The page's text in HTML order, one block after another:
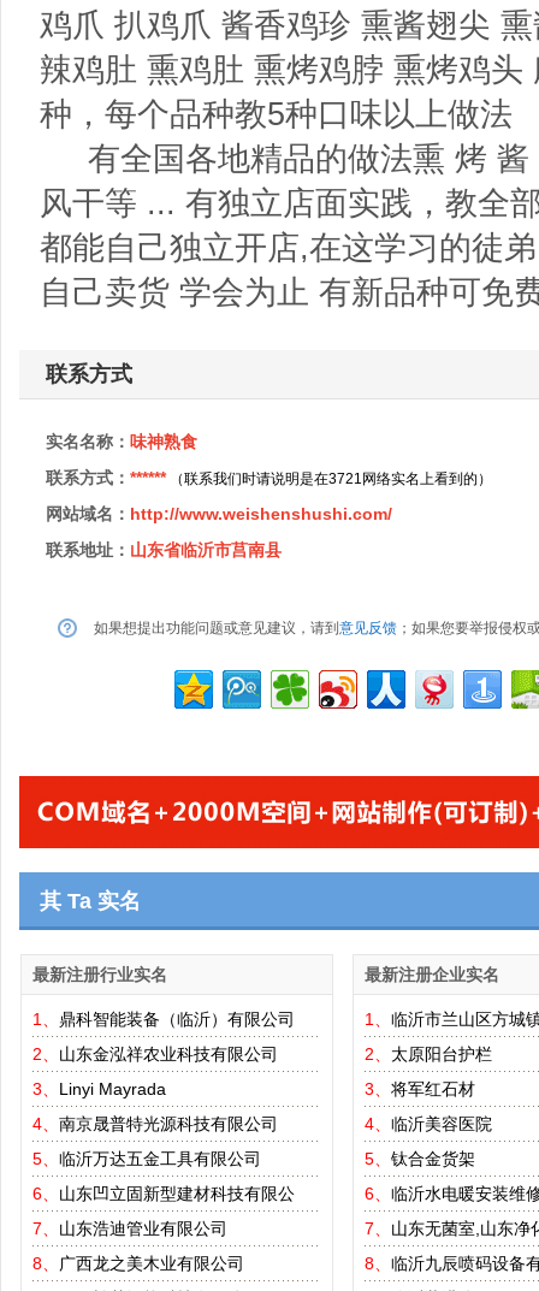
鸡爪 扒鸡爪 酱香鸡珍 熏酱翅尖
辣鸡肚 熏鸡肚 熏烤鸡脖 熏烤鸡
种，每个品种教5种口味以上做法
有全国各地精品的做法熏 烤 酱
风干等 ... 有独立店面实践，教全
都能自己独立开店,在这学习的徒
自己卖货 学会为止 有新品种可免
联系方式
实名名称： 味神熟食
联系方式： ******（联系我们时请说明是在3721网络实名上看到的）
网站域名： http://www.weishenshushi.com/
联系地址： 山东省临沂市莒南县
如果想提出功能问题或意见建议，请到 意见反馈 ；如果您要举报侵权
其 Ta 实名
最新注册行业实名
1、 鼎科智能装备（临沂）有限公司
2、 山东金泓祥农业科技有限公司
3、 Linyi Mayrada
4、 南京晟普特光源科技有限公司
5、 临沂万达五金工具有限公司
6、 山东凹立固新型建材科技有限公
7、 山东浩迪管业有限公司
8、
广西龙之美木业有限公司
最新注册企业实名
1、 临沂市兰山区方城
2、 太原阳台护栏
3、 将军红石材
4、 临沂美容医院
5、 钛合金货架
6、 临沂水电暖安装维
7、 山东无菌室,山东净
8、 临沂九辰喷码设备